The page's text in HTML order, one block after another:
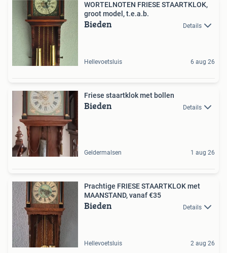
WORTELNOTEN FRIESE STAARTKLOK,
groot model, t.e.a.b.
Bieden Details
Hellevoetsluis 6 aug 26
Friese staartklok met bollen
Bieden Details
Geldermalsen 1 aug 26
Prachtige FRIESE STAARTKLOK met
MAANSTAND, vanaf €35
Bieden Details
Hellevoetsluis 2 aug 26